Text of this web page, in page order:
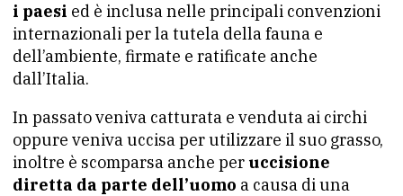
i paesi ed è inclusa nelle principali convenzioni
internazionali per la tutela della fauna e
dell’ambiente, firmate e ratificate anche
dall’Italia.
In passato veniva catturata e venduta ai circhi
oppure veniva uccisa per utilizzare il suo grasso,
inoltre è scomparsa anche per uccisione
diretta da parte dell’uomo a causa di una